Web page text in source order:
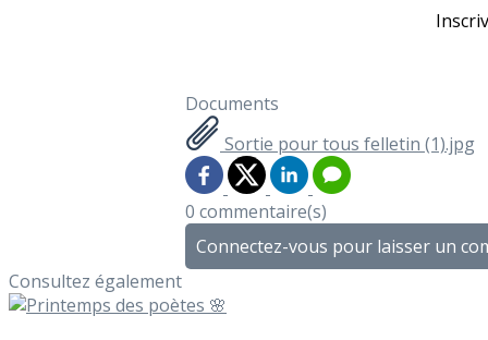
Documents
Sortie pour tous felletin (1).jpg
0 commentaire(s)
Connectez-vous pour laisser un
Consultez également